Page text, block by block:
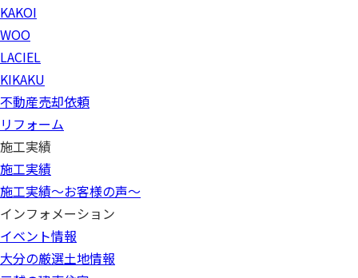
KAKOI
WOO
LACIEL
KIKAKU
不動産売却依頼
リフォーム
施工実績
施工実績
施工実績～お客様の声～
インフォメーション
イベント情報
大分の厳選土地情報